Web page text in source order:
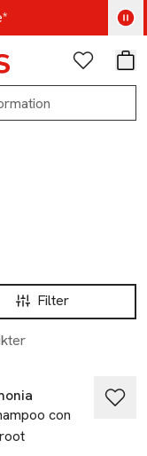
Favoriter
Filter
con